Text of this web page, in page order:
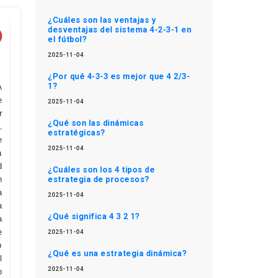
¿Cuáles son las ventajas y
desventajas del sistema 4-2-3-1 en
el fútbol?
2025-11-04
¿Por qué 4-3-3 es mejor que 4 2/3-
1?
2025-11-04
¿Qué son las dinámicas
estratégicas?
2025-11-04
¿Cuáles son los 4 tipos de
estrategia de procesos?
2025-11-04
¿Qué significa 4 3 2 1?
2025-11-04
¿Qué es una estrategia dinámica?
2025-11-04